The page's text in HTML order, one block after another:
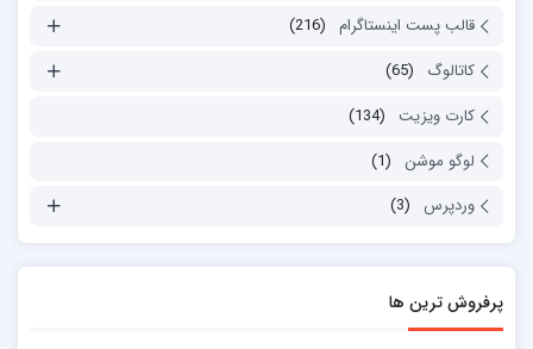
قالب پست اینستاگرام (216)
کاتالوگ
(65)
کارت ویزیت
(134)
لوگو موشن
(1)
وردپرس
(3)
پرفروش ترین ها